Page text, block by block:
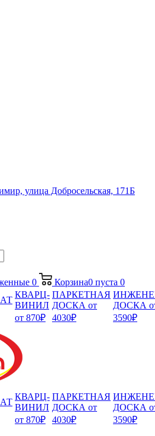
улица Добросельская, 171Б
0 Корзина0 пуста 0
КВАРЦ-
ВИНИЛ
от 870₽
ПАРКЕТНАЯ
ДОСКА от
4030₽
ДОСКА
3590₽
КВАРЦ-
ВИНИЛ
от 870₽
ПАРКЕТНАЯ
ДОСКА от
4030₽
ДОСКА
3590₽